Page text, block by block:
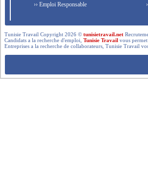
›› Emploi Responsable
Tunisie Travail Copyright 2026 ©tunisietravail.net
Candidats a la recherche d'emploi,Tunisie Travail vous
Entreprises a la recherche de collaborateurs, Tunisie Travail